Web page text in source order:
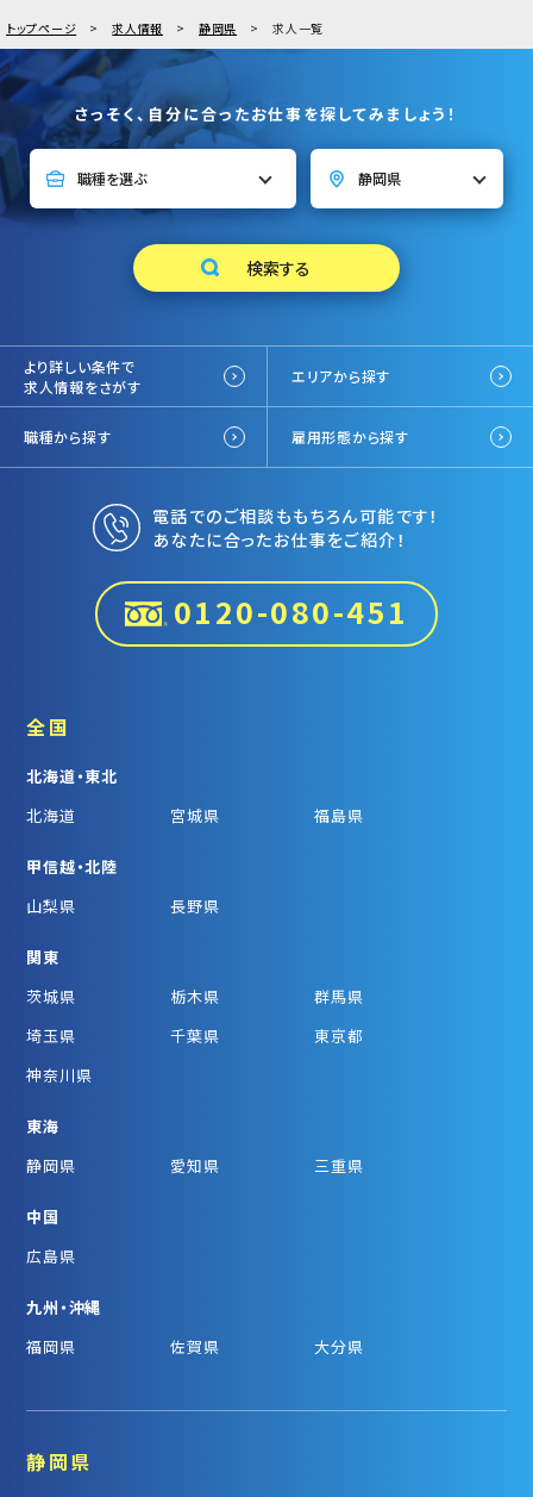
トップページ 求人情報 静岡県 求人一覧
さっそく、自分に合ったお仕事を探してみましょう！
より詳しい条件で
求人情報をさがす
エリアから探す
職種から探す 雇用形態から探す
電話でのご相談ももちろん可能です！
あなたに合ったお仕事をご紹介！
0120-080-451
全国
北海道・東北
北海道
宮城県 福島県
甲信越・北陸
山梨県
長野県
関東
茨城県
栃木県
群馬県
埼玉県
千葉県
東京都
神奈川県
東海
静岡県
愛知県 三重県
中国
広島県
九州・沖縄
福岡県
佐賀県 大分県
静岡県